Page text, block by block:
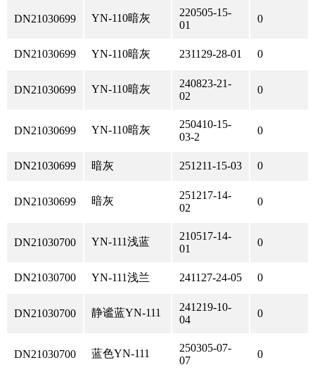
DN21030699 YN-110暗灰
220505-15-
01
0
DN21030699 YN-110暗灰 231129-28-01 0
DN21030699 YN-110暗灰
240823-21-
02
0
DN21030699 YN-110暗灰
250410-15-
03-2
0
DN21030699 暗灰 251211-15-03 0
DN21030699 暗灰
251217-14-
02
0
DN21030700 YN-111浅蓝
210517-14-
01
0
DN21030700 YN-111浅兰 241127-24-05 0
DN21030700 静谧蓝YN-111
241219-10-
04
0
DN21030700 蓝色YN-111
250305-07-
07
0